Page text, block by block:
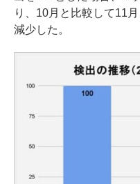
り、10月と比較して11
減少した。